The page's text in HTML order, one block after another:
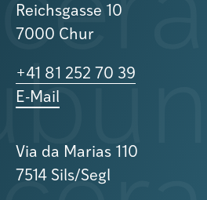
Reichsgasse 10
7000 Chur
+41 81 252 70 39
E-Mail
Via da Marias 110
7514 Sils/Segl